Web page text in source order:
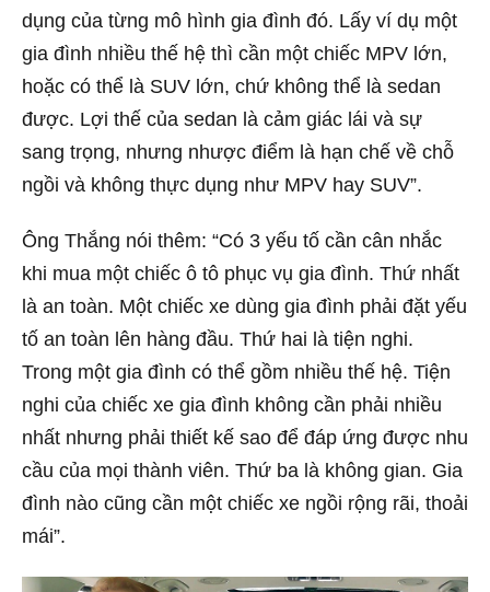
dụng của từng mô hình gia đình đó. Lấy ví dụ một
gia đình nhiều thế hệ thì cần một chiếc MPV lớn,
hoặc có thể là SUV lớn, chứ không thể là sedan
được. Lợi thế của sedan là cảm giác lái và sự
sang trọng, nhưng nhược điểm là hạn chế về chỗ
ngồi và không thực dụng như MPV hay SUV”.
Ông Thắng nói thêm: “Có 3 yếu tố cần cân nhắc
khi mua một chiếc ô tô phục vụ gia đình. Thứ nhất
là an toàn. Một chiếc xe dùng gia đình phải đặt yếu
tố an toàn lên hàng đầu. Thứ hai là tiện nghi.
Trong một gia đình có thể gồm nhiều thế hệ. Tiện
nghi của chiếc xe gia đình không cần phải nhiều
nhất nhưng phải thiết kế sao để đáp ứng được nhu
cầu của mọi thành viên. Thứ ba là không gian. Gia
đình nào cũng cần một chiếc xe ngồi rộng rãi, thoải
mái”.